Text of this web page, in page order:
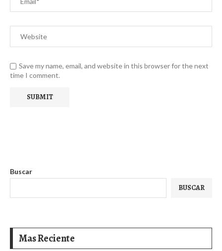
Save my name, email, and website in this browser for the next
time I comment.
Buscar
BUSCAR
Mas Reciente